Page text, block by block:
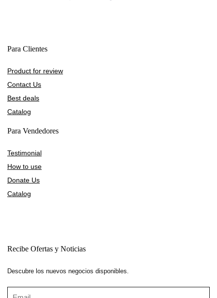
Para Clientes
Product for review
Contact Us
Best deals
Catalog
Para Vendedores
Testimonial
How to use
Donate Us
Catalog
Recibe Ofertas y Noticias
Descubre los nuevos negocios disponibles.